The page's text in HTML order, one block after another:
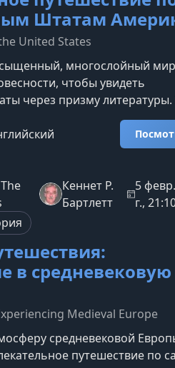
Штатам
United States
многослойный мир
чтобы увидеть
через призму литературы.
взглядов, голосов и
веков формировали
страны — от колониальных
в путешествие по
как природа, история
повлияли на раз
Кеннет Р.
Бартлетт
5
г.,
в средневековую
Medieval Europe
средневековой
путешествие по